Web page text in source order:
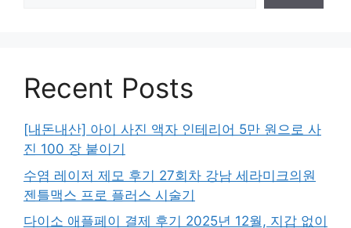
Recent Posts
[내돈내산] 아이 사진 액자 인테리어 5만 원으로 사
진 100 장 붙이기
수염 레이저 제모 후기 27회차 강남 세라미크의원
젠틀맥스 프로 플러스 시술기
다이소 애플페이 결제 후기 2025년 12월, 지갑 없이